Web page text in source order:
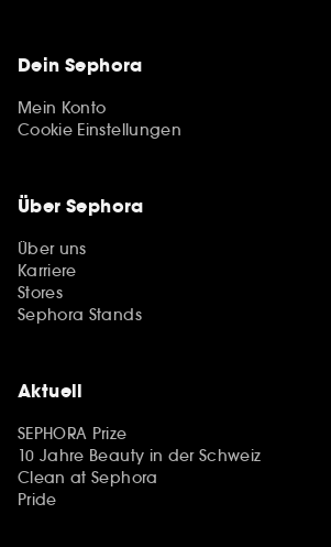
Dein Sephora
Mein Konto
Cookie Einstellungen
Über Sephora
Über uns
Karriere
Stores
Sephora Stands
Aktuell
SEPHORA Prize
10 Jahre Beauty in der Schweiz
Clean at Sephora
Pride